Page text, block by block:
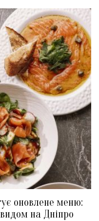
оновлене меню:
на Дніпро